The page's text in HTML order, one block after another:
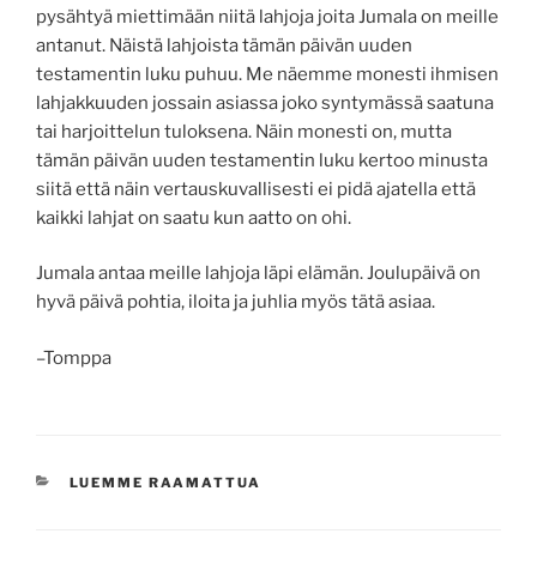
pysähtyä miettimään niitä lahjoja joita Jumala on meille
antanut. Näistä lahjoista tämän päivän uuden
testamentin luku puhuu. Me näemme monesti ihmisen
lahjakkuuden jossain asiassa joko syntymässä saatuna
tai harjoittelun tuloksena. Näin monesti on, mutta
tämän päivän uuden testamentin luku kertoo minusta
siitä että näin vertauskuvallisesti ei pidä ajatella että
kaikki lahjat on saatu kun aatto on ohi.
Jumala antaa meille lahjoja läpi elämän. Joulupäivä on
hyvä päivä pohtia, iloita ja juhlia myös tätä asiaa.
–Tomppa
KATEGORIAT
LUEMME RAAMATTUA